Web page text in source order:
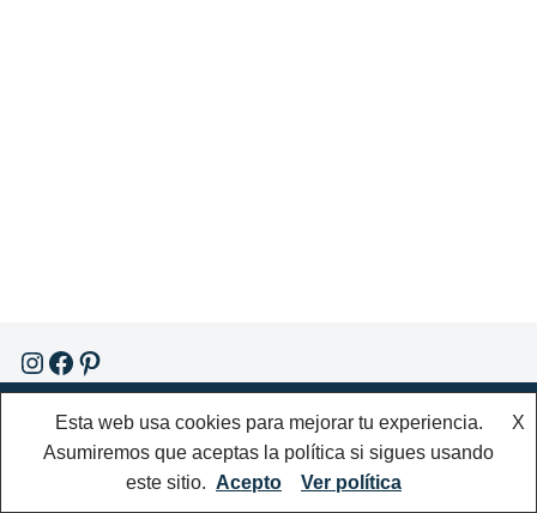
Términos y Condiciones
Política de Privacidad
Esta web usa cookies para mejorar tu experiencia.
Asumiremos que aceptas la política si sigues usando
este sitio.
X
Acepto Ver política